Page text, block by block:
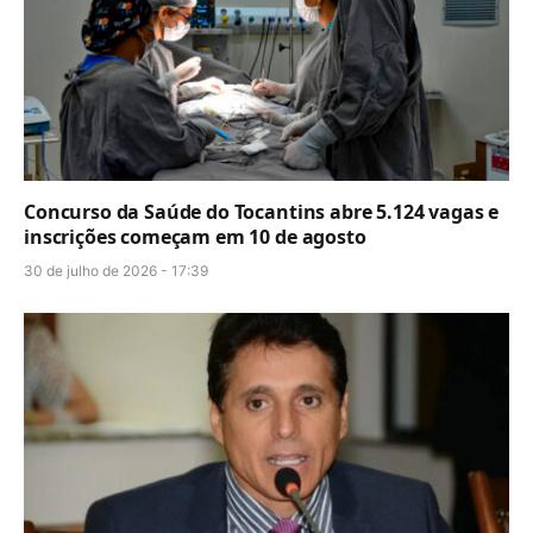
Concurso da Saúde do Tocantins abre 5.124 vagas e
inscrições começam em 10 de agosto
30 de julho de 2026 - 17:39